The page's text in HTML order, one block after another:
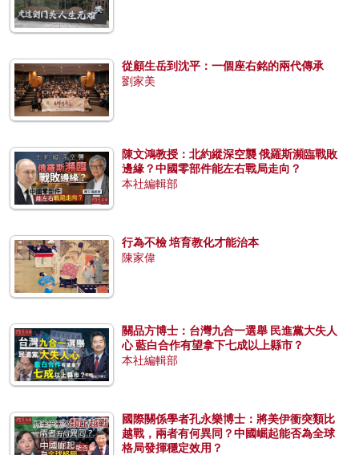
從顧生岳到沈平：一個座右銘的兩代傳承
劉家美
陳文鴻教授：北約縱深空襲 俄羅斯瀕臨戰敗
邊緣？中國零部件能左右戰局走向？
本社編輯部
行為不檢 培育教化才能治本
陳家偉
關品方博士：台灣九合一選舉 民進黨大失人
心 藍白合作有望拿下七成以上縣市？
本社編輯部
國際關係學者孔永樂博士：將美伊衝突類比
越戰，兩者有何異同？中國崛起能否為全球
格局發揮穩定效用？